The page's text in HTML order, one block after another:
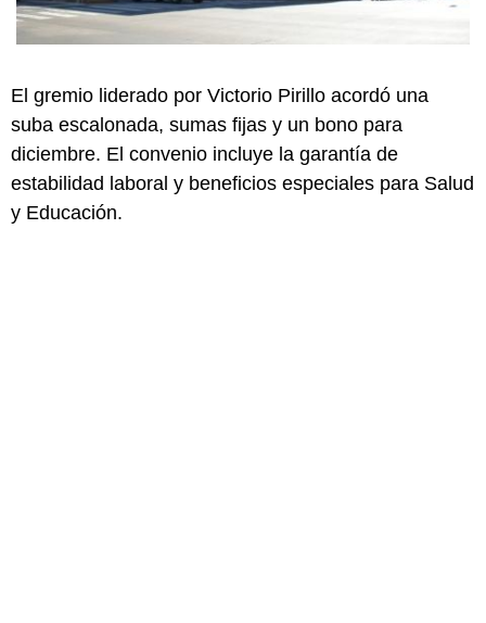
El gremio liderado por Victorio Pirillo acordó una
suba escalonada, sumas fijas y un bono para
diciembre. El convenio incluye la garantía de
estabilidad laboral y beneficios especiales para Salud
y Educación.